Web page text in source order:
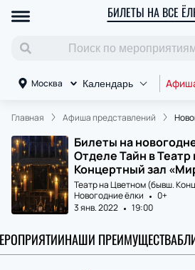
БИЛЕТЫ НА ВСЕ
Москва Календарь
Главная Афиша представлений
Билеты на
Отделе Тайн в
Концертный зал
Театр на Цветном (бывш.
Новогодние ёлки
0+
3 янв. 2022
19:00
НАШИ ПРЕИМУЩЕСТВА